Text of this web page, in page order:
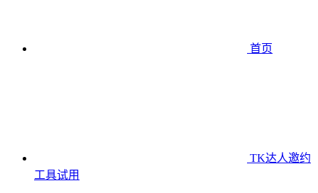
首页
TK达人邀约
工具试用